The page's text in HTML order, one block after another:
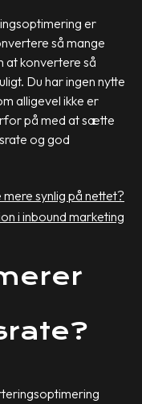
er
så mange
at konvertere så
Du har ingen nytte
alligevel ikke er
på med at sætte
og god
synlig på nettet?
i inbound marketing